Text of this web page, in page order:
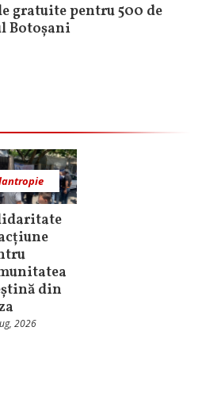
gratuite pentru 500 de
Botoșani
din
2026